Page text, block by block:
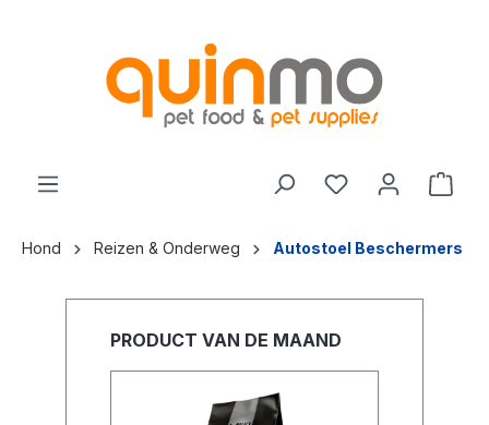
Hond Reizen & Onderweg Autostoel Beschermers
PRODUCT VAN DE MAAND